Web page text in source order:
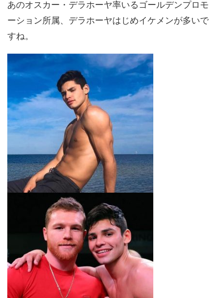
あのオスカー・デラホーヤ率いるゴールデンプロモ
ーション所属、デラホーヤはじめイケメンが多いで
すね。